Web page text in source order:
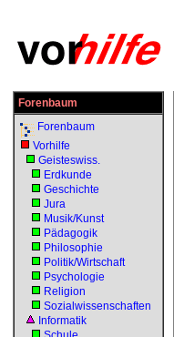
Forenbaum
Forenbaum
Vorhilfe
Geisteswiss.
Erdkunde
Geschichte
Jura
Musik/Kunst
Pädagogik
Philosophie
Politik/Wirtschaft
Psychologie
Religion
Sozialwissenschaften
Informatik